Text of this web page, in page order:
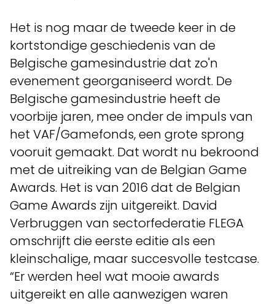
Het is nog maar de tweede keer in de
kortstondige geschiedenis van de
Belgische gamesindustrie dat zo'n
evenement georganiseerd wordt. De
Belgische gamesindustrie heeft de
voorbije jaren, mee onder de impuls van
het VAF/Gamefonds, een grote sprong
vooruit gemaakt. Dat wordt nu bekroond
met de uitreiking van de Belgian Game
Awards. Het is van 2016 dat de Belgian
Game Awards zijn uitgereikt. David
Verbruggen van sectorfederatie FLEGA
omschrijft die eerste editie als een
kleinschalige, maar succesvolle testcase.
“Er werden heel wat mooie awards
uitgereikt en alle aanwezigen waren